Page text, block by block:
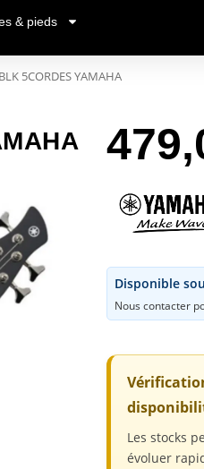
& pieds
5CORDES YAMAHA
Disponible
Nous contacter
Les stocks
évoluer